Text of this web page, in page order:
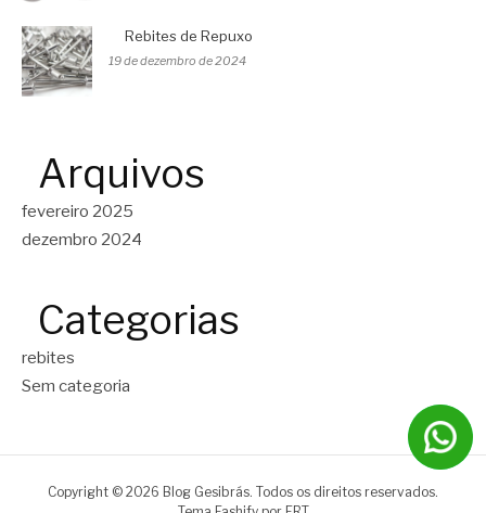
Rebites de Repuxo
19 de dezembro de 2024
Arquivos
fevereiro 2025
dezembro 2024
Categorias
rebites
Sem categoria
Copyright © 2026 Blog Gesibrás. Todos os direitos reservados.